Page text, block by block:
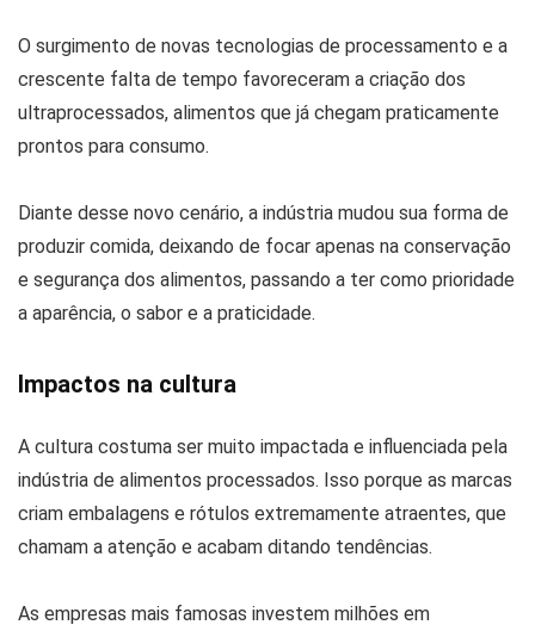
O surgimento de novas tecnologias de processamento e a
crescente falta de tempo favoreceram a criação dos
ultraprocessados, alimentos que já chegam praticamente
prontos para consumo.
Diante desse novo cenário, a indústria mudou sua forma de
produzir comida, deixando de focar apenas na conservação
e segurança dos alimentos, passando a ter como prioridade
a aparência, o sabor e a praticidade.
Impactos na cultura
A cultura costuma ser muito impactada e influenciada pela
indústria de alimentos processados. Isso porque as marcas
criam embalagens e rótulos extremamente atraentes, que
chamam a atenção e acabam ditando tendências.
As empresas mais famosas investem milhões em